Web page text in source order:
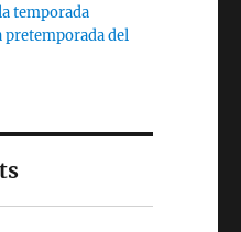
temporada
pretemporada del